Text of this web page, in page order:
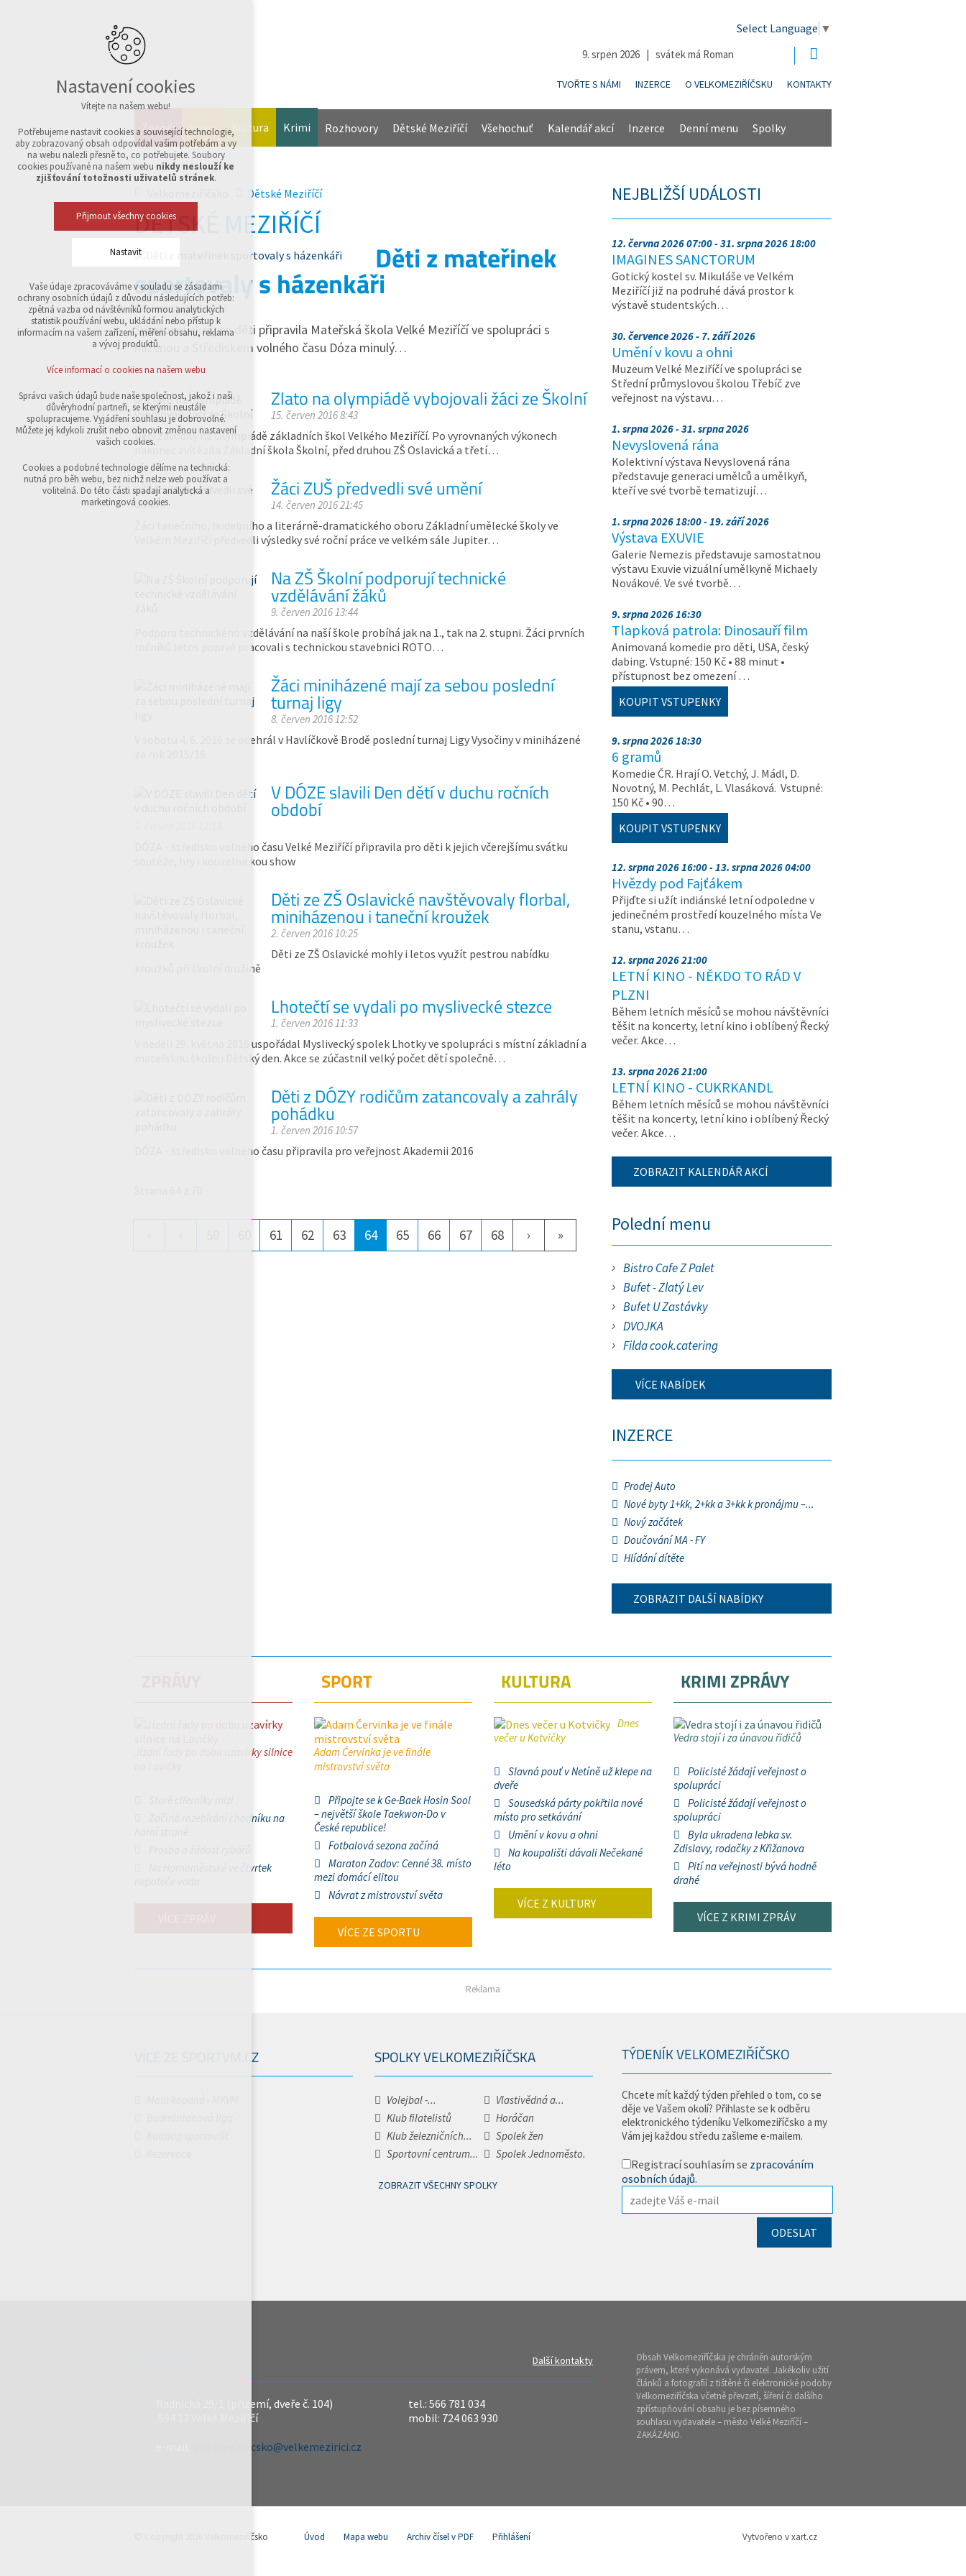
Select Language ▼
9. srpen 2026 | svátek má Roman
TVOŘTE S NÁMI INZERCE O VELKOMEZIŘÍČSKU KONTAKTY
Zprávy Sport Kultura Krimi Rozhovory Dětské Meziříčí Všehochuť Kalendář akcí Inzerce Denní menu Spolky
Dětské Meziříčí
DĚTSKÉ MEZIŘÍČÍ
Děti z mateřinek
sportovaly s házenkáři
15. červen 2016 15:23
Sportovní akci pro děti připravila Mateřská škola Velké Meziříčí ve spolupráci s
házenou a Střediskem volného času Dóza minulý…
Zlato na olympiádě vybojovali žáci ze Školní
15. červen 2016 8:43
Děti závodily na Olympiádě základních škol Velkého Meziříčí. Po vyrovnaných výkonech
nakonec zvítězila Základní škola Školní, před druhou ZŠ Oslavická a třetí…
Žáci ZUŠ předvedli své umění
14. červen 2016 21:45
Žáci tanečního, hudebního a literárně-dramatického oboru Základní umělecké školy ve
Velkém Meziříčí předvedli výsledky své roční práce ve velkém sále Jupiter…
Na ZŠ Školní podporují technické
vzdělávání žáků
9. červen 2016 13:44
Podpora technického vzdělávání na naší škole probíhá jak na 1., tak na 2. stupni. Žáci prvních
ročníků letos poprvé pracovali s technickou stavebnici ROTO…
Žáci miniházené mají za sebou poslední
turnaj ligy
8. červen 2016 12:52
V sobotu 4. 6. 2016 se odehrál v Havlíčkově Brodě poslední turnaj Ligy Vysočiny v miniházené
V DÓZE slavili Den dětí v duchu ročních
období
DÓZA - středisko volného času Velké Meziříčí připravila pro děti k jejich včerejšímu svátku
soutěže, hry i kouzelnickou show
Děti ze ZŠ Oslavické navštěvovaly florbal,
miniházenou i taneční kroužek
2. červen 2016 10:25
Děti ze ZŠ Oslavické mohly i letos využít pestrou nabídku
kroužků při školní družině
Lhotečtí se vydali po myslivecké stezce
1. červen 2016 11:33
V neděli 29. května 2016 uspořádal Myslivecký spolek Lhotky ve spolupráci s místní základní a
mateřskou školou Dětský den. Akce se zúčastnil velký počet dětí společně…
Děti z DÓZY rodičům zatancovaly a zahrály
pohádku
1. červen 2016 10:57
DÓZA - středisko volného času připravila pro veřejnost Akademii 2016
61 62 63 64 65 66 67 68 › »
NEJBLIŽŠÍ UDÁLOSTI
12. června 2026 07:00 - 31. srpna 2026 18:00
IMAGINES SANCTORUM
Gotický kostel sv. Mikuláše ve Velkém
Meziříčí již na podruhé dává prostor k
výstavě studentských…
30. července 2026 - 7. září 2026
Umění v kovu a ohni
Muzeum Velké Meziříčí ve spolupráci se
Střední průmyslovou školou Třebíč zve
veřejnost na výstavu…
1. srpna 2026 - 31. srpna 2026
Nevyslovená rána
Kolektivní výstava Nevyslovená rána
představuje generaci umělců a umělkyň,
kteří ve své tvorbě tematizují…
1. srpna 2026 18:00 - 19. září 2026
Výstava EXUVIE
Galerie Nemezis představuje samostatnou
výstavu Exuvie vizuální umělkyně Michaely
Novákové. Ve své tvorbě…
9. srpna 2026 16:30
Tlapková patrola: Dinosauří film
Animovaná komedie pro děti, USA, český
dabing. Vstupné: 150 Kč • 88 minut •
přístupnost bez omezení …
KOUPIT VSTUPENKY
9. srpna 2026 18:30
6 gramů
Komedie ČR. Hrají O. Vetchý, J. Mádl, D.
Novotný, M. Pechlát, L. Vlasáková. Vstupné:
150 Kč • 90…
KOUPIT VSTUPENKY
12. srpna 2026 16:00 - 13. srpna 2026 04:00
Hvězdy pod Fajťákem
Přijďte si užít indiánské letní odpoledne v
jedinečném prostředí kouzelného místa Ve
stanu, vstanu…
12. srpna 2026 21:00
LETNÍ KINO - NĚKDO TO RÁD V
PLZNI
Během letních měsíců se mohou návštěvníci
těšit na koncerty, letní kino i oblíbený Řecký
večer. Akce…
13. srpna 2026 21:00
LETNÍ KINO - CUKRKANDL
Během letních měsíců se mohou návštěvníci
těšit na koncerty, letní kino i oblíbený Řecký
večer. Akce…
ZOBRAZIT KALENDÁŘ AKCÍ
Polední menu
Bistro Cafe Z Palet
Bufet - Zlatý Lev
Bufet U Zastávky
DVOJKA
Filda cook.catering
VÍCE NABÍDEK
INZERCE
Prodej Auto
Nové byty 1+kk, 2+kk a 3+kk k pronájmu –...
Nový začátek
Doučování MA - FY
Hlídání dítěte
ZOBRAZIT DALŠÍ NABÍDKY
Jízdní řady po dobu uzavírky silnice
Začíná rozebírání chodníku na
Na Hornoměstské ve čtvrtek
SPORT
Adam Červinka je ve finále
mistrovství světa
Připojte se k Ge-Baek Hosin Sool
– největší škole Taekwon-Do v
České republice!
Fotbalová sezona začíná
Maraton Zadov: Cenné 38. místo
mezi domácí elitou
Návrat z mistrovství světa
VÍCE ZE SPORTU
KULTURA
Dnes
večer u Kotvičky
Slavná pouť v Netíně už klepe na
dveře
Sousedská párty pokřtila nové
místo pro setkávání
Umění v kovu a ohni
Na koupališti dávali Nečekané
léto
VÍCE Z KULTURY
KRIMI ZPRÁVY
Vedra stojí i za únavou řidičů
Policisté žádají veřejnost o
spolupráci
Policisté žádají veřejnost o
spolupráci
Byla ukradena lebka sv.
Zdislavy, rodačky z Křižanova
Pití na veřejnosti bývá hodně
drahé
VÍCE Z KRIMI ZPRÁV
Reklama
VÍCE ZE SPORTVM.CZ SPOLKY VELKOMEZIŘÍČSKA
Volejbal -...
Vlastivědná a...
Klub filatelistů
Horáčan
Klub železničních...
Spolek žen
Sportovní centrum...
Spolek Jednoměsto.
ZOBRAZIT VŠECHNY SPOLKY
TÝDENÍK VELKOMEZIŘÍČSKO
Chcete mít každý týden přehled o tom, co se
děje ve Vašem okolí? Přihlaste se k odběru
elektronického týdeníku Velkomeziříčsko a my
Vám jej každou středu zašleme e-mailem.
Registrací souhlasím se zpracováním
osobních údajů.
Další kontakty
Radnická 29/1 (přízemí, dveře č. 104)
594 13 Velké Meziříčí
velkomeziricsko@velkemezirici.cz
tel.: 566 781 034
mobil: 724 063 930
Obsah Velkomeziříčska je chráněn autorským
právem, které vykonává vydavatel. Jakékoliv užití
článků a fotografií z tištěné či elektronické podoby
Velkomeziříčska včetně převzetí, šíření či dalšího
zpřístupňování obsahu je bez písemného
souhlasu vydavatele – město Velké Meziříčí –
ZAKÁZÁNO.
© Copyright 2026 Velkomeziříčsko Úvod Mapa webu Archiv čísel v PDF Přihlášení Vytvořeno v xart.cz
Nastavení cookies
Vítejte na našem webu!
Potřebujeme nastavit cookies a související technologie,
aby zobrazovaný obsah odpovídal vašim potřebám a vy
na webu nalezli přesně to, co potřebujete. Soubory
cookies používané na našem webu nikdy neslouží ke
zjišťování totožnosti uživatelů stránek.
Přijmout všechny cookies
Nastavit
Technická cookies
nutná pro provozování webu
udržení kontextu stránek (session): případná
přihlášení, volby jazyka, apod.
analytická pro anonymizované vyhodnocení
návštěvnosti
marketingová cookies (Google,Sklik)
Více informací o cookies na našem webu
Přijmout všechny cookies
Odmítnout vše
Vaše údaje zpracováváme v souladu se zásadami
ochrany osobních údajů z důvodu následujících potřeb:
zpětná vazba od návštěvníků formou analytických
statistik používání webu, ukládání nebo přístup k
informacím na vašem zařízení, měření obsahu, reklama
a vývoj produktů.
Více informací o cookies na našem webu
Správci vašich údajů bude naše společnost, jakož i naši
důvěryhodní partneři, se kterými neustále
spolupracujeme. Vyjádření souhlasu je dobrovolné.
Můžete jej kdykoli zrušit nebo obnovit změnou nastavení
vašich cookies.
Cookies a podobné technologie dělíme na technická:
nutná pro běh webu, bez nichž nelze web používat a
volitelná. Do této části spadají analytická a
marketingová cookies.